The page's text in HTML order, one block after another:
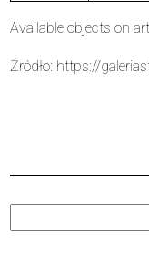
Available objects on
Źródło: https://